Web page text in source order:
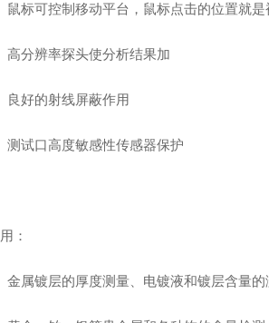
鼠标可控制移动平台，鼠标点击的位置就是
高分辨率探头使分析结果加
良好的射线屏蔽作用
测试口高度敏感性传感器保护
：
金属镀层的厚度测量、电镀液和镀层含量的